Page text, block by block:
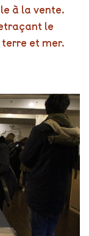
à la vente.
le
terre et mer.